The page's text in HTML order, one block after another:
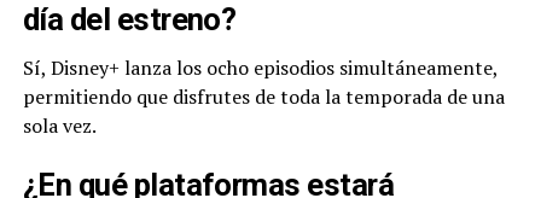
día del estreno?
Sí, Disney+ lanza los ocho episodios simultáneamente,
permitiendo que disfrutes de toda la temporada de una
sola vez.
¿En qué plataformas estará